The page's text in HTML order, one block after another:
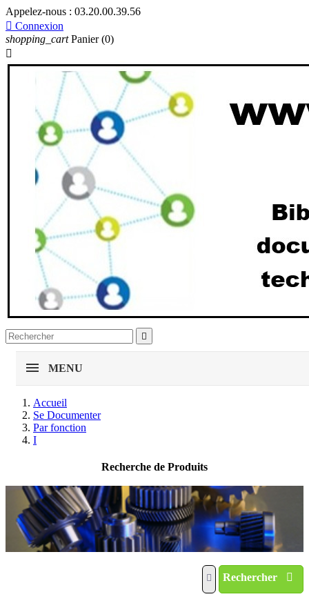
Appelez-nous : 03.20.00.39.56
 Connexion
shopping_cart Panier (0)


MENU
Accueil
Se Documenter
Par fonction
I
Recherche de Produits
Rechercher